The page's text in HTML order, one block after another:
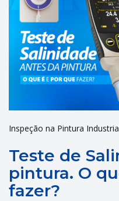
Inspeção na Pintura
Teste de
pintura. O
fazer?